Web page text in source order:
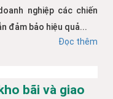
nghiệp các chiến
đảm bảo hiệu quả...
Đọc thêm
bãi và giao